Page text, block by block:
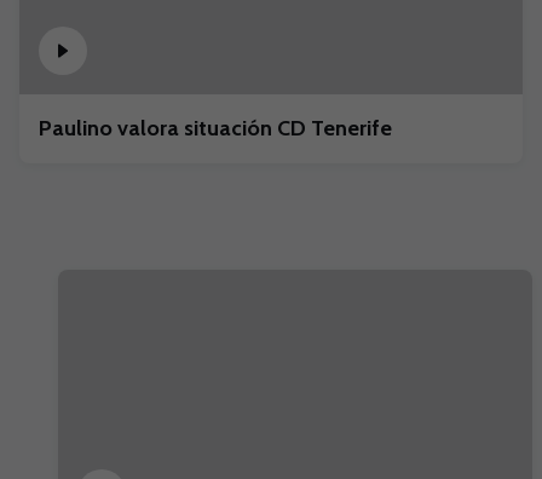
Paulino valora situación CD Tenerife